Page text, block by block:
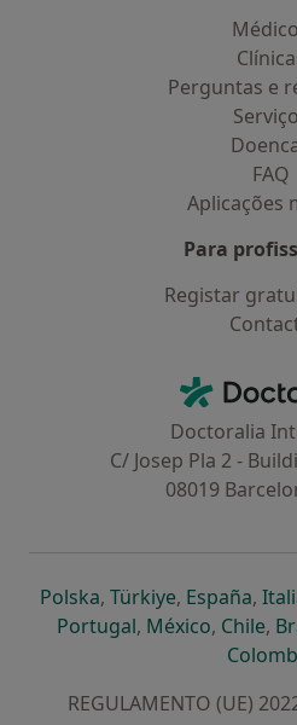
Perguntas e
FAQ
Aplicações
Para
Registar
Doctoralia
C/ Josep Pla 2 -
08019
Polskaabre num novo
, Türkiyeabre num
, España,
Portugalabre num novo
, Méxicoabre
, Chile,
REGULAMENTO (UE)